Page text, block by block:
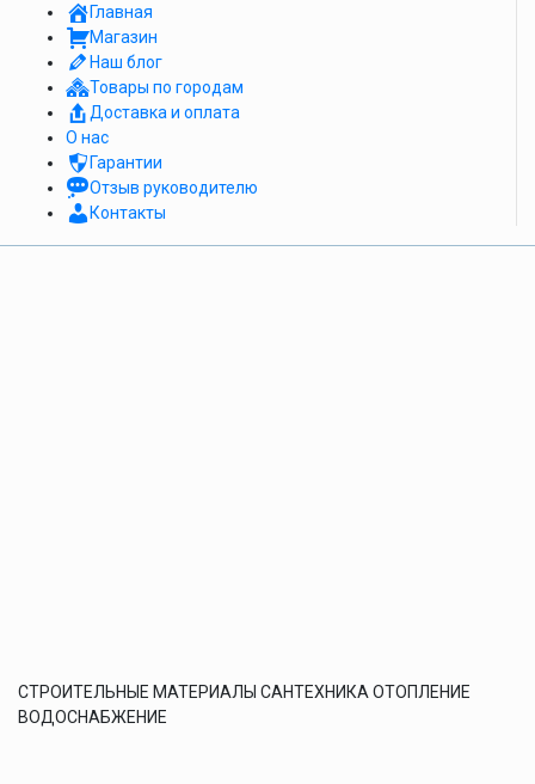
Главная
Магазин
Наш блог
Товары по городам
Доставка и оплата
О нас
Гарантии
Отзыв руководителю
Контакты
СТРОИТЕЛЬНЫЕ МАТЕРИАЛЫ САНТЕХНИКА ОТОПЛЕНИЕ
ВОДОСНАБЖЕНИЕ